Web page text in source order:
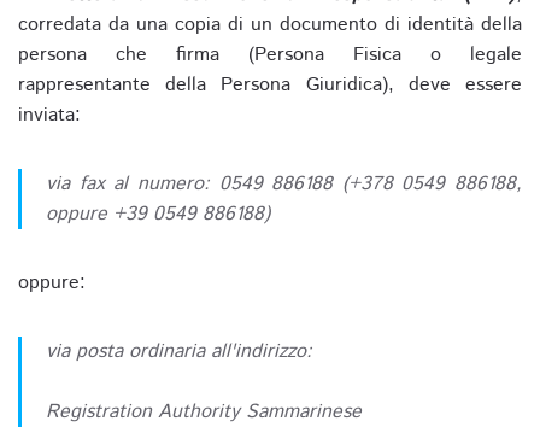
corredata da una copia di un documento di identità della
persona che firma (Persona Fisica o legale
rappresentante della Persona Giuridica), deve essere
inviata:
via fax al numero: 0549 886188 (+378 0549 886188,
oppure +39 0549 886188)
oppure:
via posta ordinaria all'indirizzo:
Registration Authority Sammarinese